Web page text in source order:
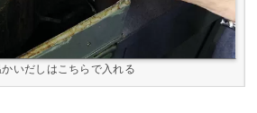
かいだしはこちらで入れる